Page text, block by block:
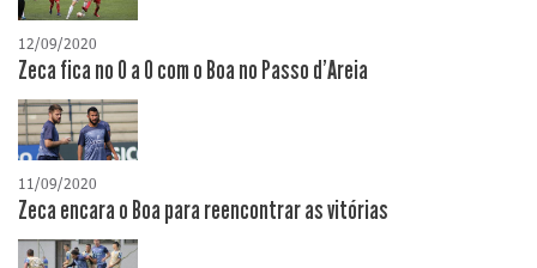
12/09/2020
Zeca fica no 0 a 0 com o Boa no Passo d'Areia
11/09/2020
Zeca encara o Boa para reencontrar as vitórias